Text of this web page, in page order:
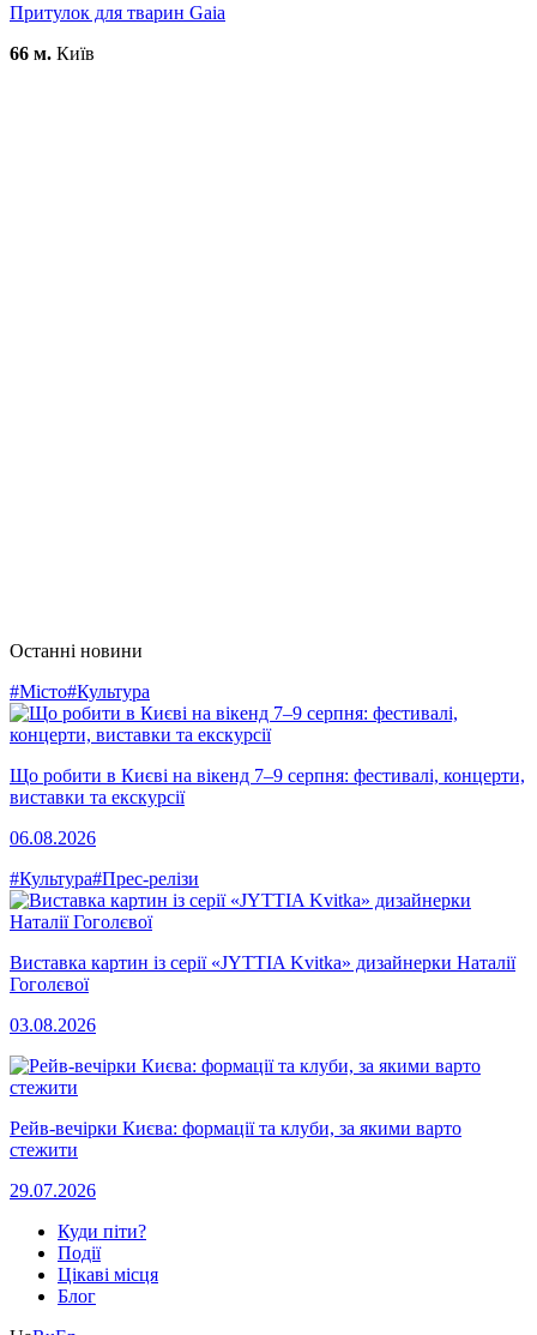
Притулок для тварин Gaia
66 м. Київ
Останні новини
#Місто#Культура
Що робити в Києві на вікенд 7–9 серпня: фестивалі, концерти,
виставки та екскурсії
06.08.2026
#Культура#Прес-релізи
Виставка картин із серії «JYTTIA Kvitka» дизайнерки Наталії
Гоголєвої
03.08.2026
Рейв-вечірки Києва: формації та клуби, за якими варто
стежити
29.07.2026
Куди піти?
Події
Цікаві місця
Блог